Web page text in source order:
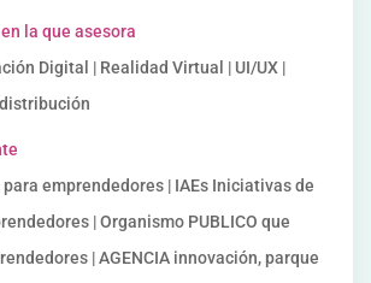
la que asesora
Digital | Realidad Virtual | UI/UX |
para emprendedores | IAEs Iniciativas de
| Organismo PUBLICO que
| AGENCIA innovación, parque